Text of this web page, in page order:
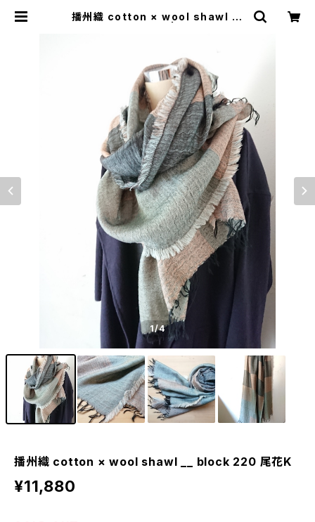
播州織 cotton × wool shawl __
1/4
播州織 cotton × wool shawl __ block 220 尾花K
¥11,880